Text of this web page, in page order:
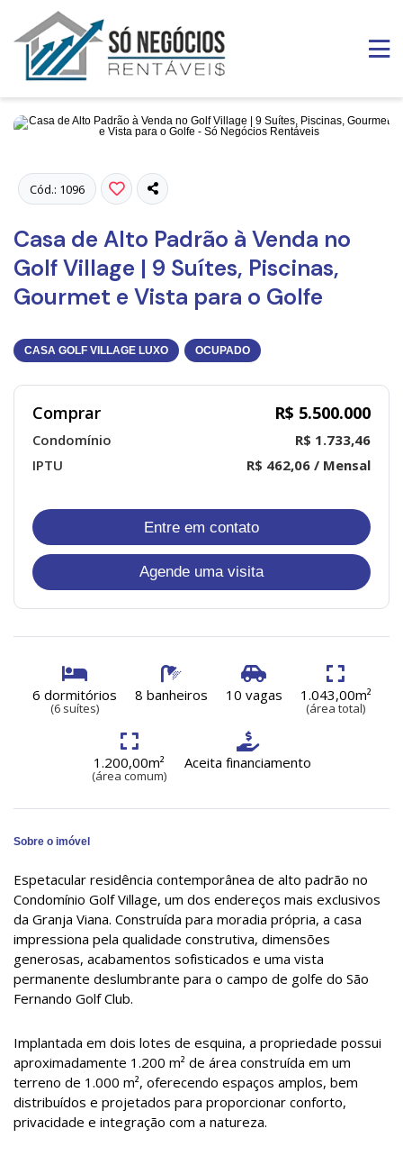
Cód.: 1096
Casa de Alto Padrão à Venda no
Golf Village | 9 Suítes, Piscinas,
Gourmet e Vista para o Golfe
CASA GOLF VILLAGE LUXO OCUPADO
Comprar R$ 5.500.000
Condomínio
R$ 1.733,46
IPTU
R$ 462,06 / Mensal
Entre em contato
Agende uma visita
6 dormitórios
(6 suítes)
8 banheiros 10 vagas 1.043,00m²
(área total)
1.200,00m²
(área comum)
Aceita financiamento
Sobre o imóvel
Espetacular residência contemporânea de alto padrão no
Condomínio Golf Village, um dos endereços mais exclusivos
da Granja Viana. Construída para moradia própria, a casa
impressiona pela qualidade construtiva, dimensões
generosas, acabamentos sofisticados e uma vista
permanente deslumbrante para o campo de golfe do São
Fernando Golf Club.
Implantada em dois lotes de esquina, a propriedade possui
aproximadamente 1.200 m² de área construída em um
terreno de 1.000 m², oferecendo espaços amplos, bem
distribuídos e projetados para proporcionar conforto,
privacidade e integração com a natureza.